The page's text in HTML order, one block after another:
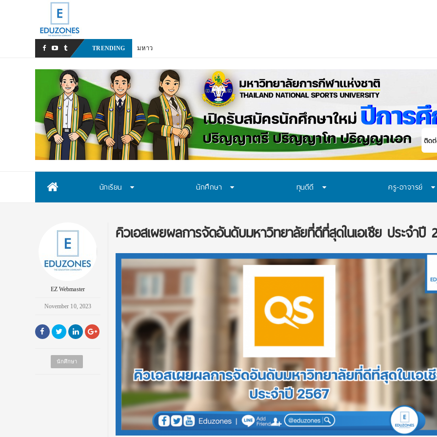
TRENDING มหาวิทยาลัยราชภัฏสวนสุนันทา มอบ 29 ทุนแบบต่อเนื่องตลอดหลักสูตร สนั
นักเรียน นักศึกษา ทุนดีดี ครู-อาจารย์
EZ Webmaster
November 10, 2023
นักศึกษา
คิวเอสเผยผลการจัดอันดับมหาวิทยาลัยที่ดีที่สุดในเอเชีย ประจำปี